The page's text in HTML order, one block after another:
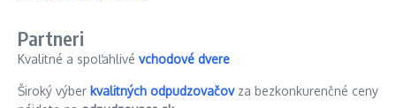
Partneri
Kvalitné a spoľahlivé vchodové dvere
Široký výber kvalitných odpudzovačovza bezkonkurenčné ceny